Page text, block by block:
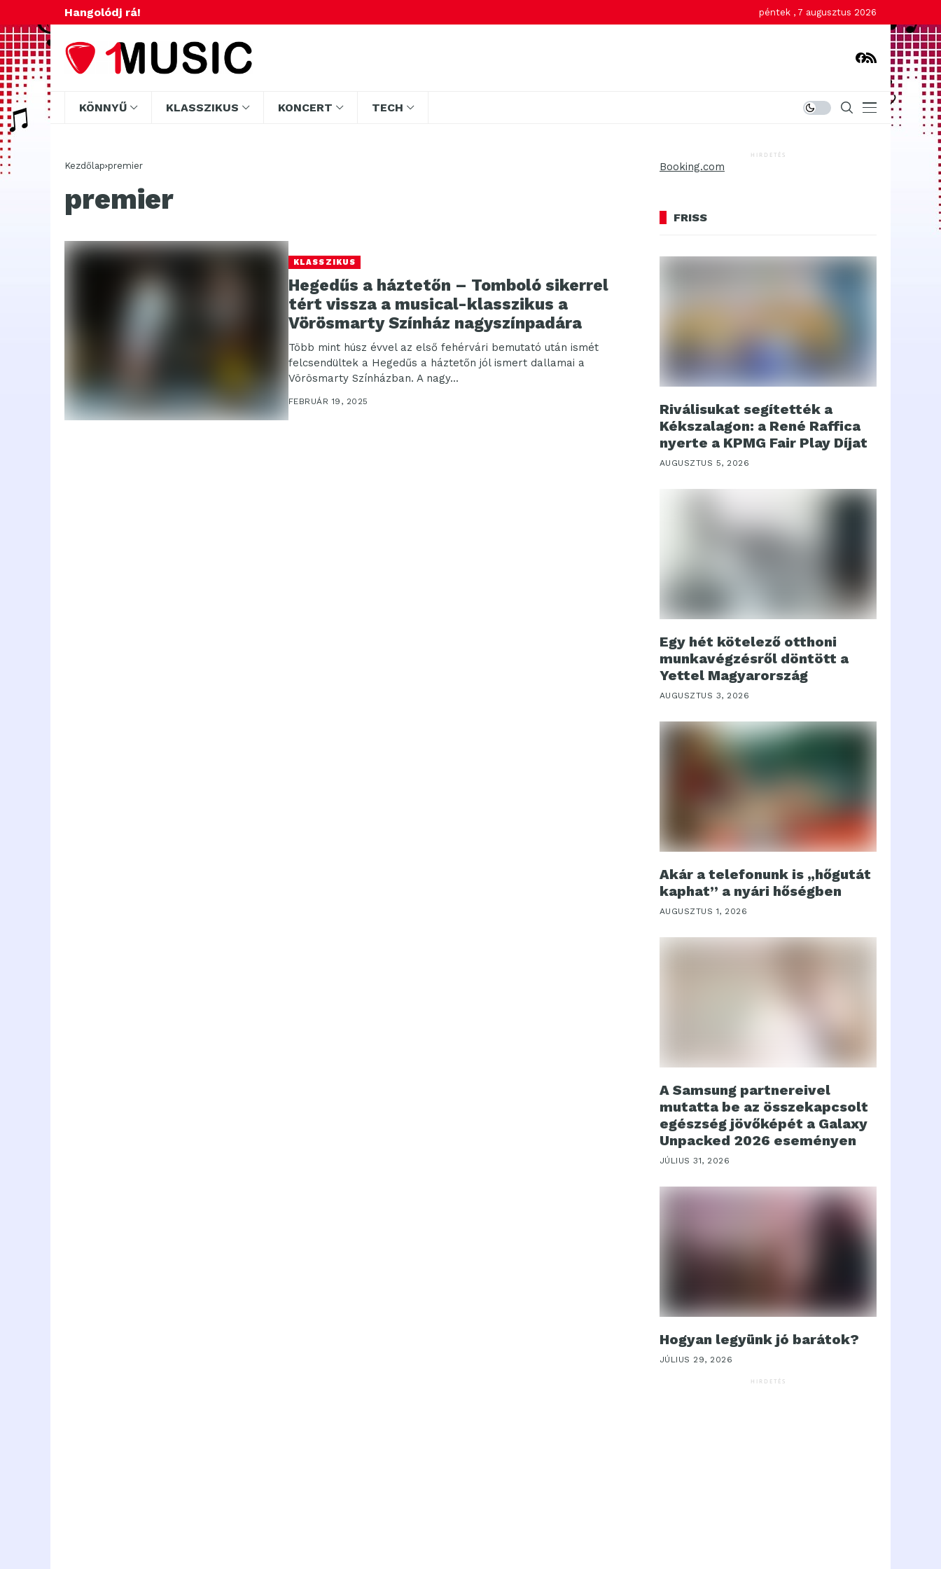
Hangolódj rá! péntek , 7 augusztus 2026
KÖNNYŰ KLASSZIKUS KONCERT TECH
Kezdőlap premier
premier
KLASSZIKUS
Hegedűs a háztetőn – Tomboló sikerrel
tért vissza a musical-klasszikus a
Vörösmarty Színház nagyszínpadára
Több mint húsz évvel az első fehérvári bemutató után ismét
felcsendültek a Hegedűs a háztetőn jól ismert dallamai a
Vörösmarty Színházban. A nagy...
FEBRUÁR 19, 2025
HIRDETÉS
Booking.com
FRISS
Riválisukat segítették a
Kékszalagon: a René Raffica
nyerte a KPMG Fair Play Díjat
AUGUSZTUS 5, 2026
Egy hét kötelező otthoni
munkavégzésről döntött a
Yettel Magyarország
AUGUSZTUS 3, 2026
Akár a telefonunk is „hőgutát
kaphat” a nyári hőségben
AUGUSZTUS 1, 2026
A Samsung partnereivel
mutatta be az összekapcsolt
egészség jövőképét a Galaxy
Unpacked 2026 eseményen
JÚLIUS 31, 2026
Hogyan legyünk jó barátok?
JÚLIUS 29, 2026
HIRDETÉS